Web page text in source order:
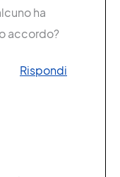
ha
accordo?
Rispondi